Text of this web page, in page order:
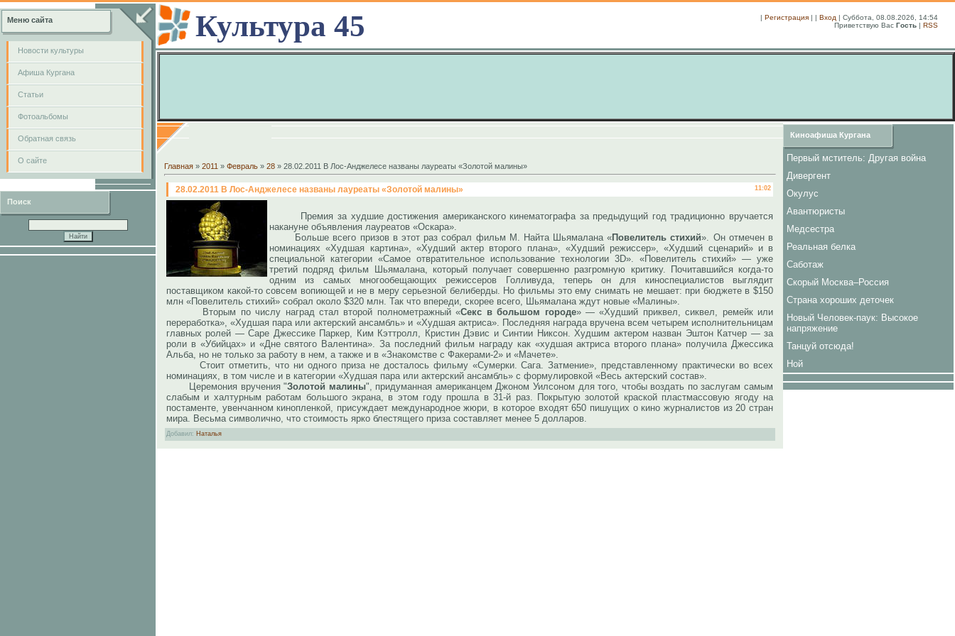
Меню сайта
Новости культуры
Афиша Кургана
Cтатьи
Фотоальбомы
Обратная связь
О сайте
Поиск
Культура 45 | Регистрация | | Вход | Суббота, 08.08.2026, 14:54
Приветствую Вас Гость | RSS
Главная » 2011 » Февраль » 28 » 28.02.2011 В Лос-Анджелесе названы лауреаты «Золотой малины»
11:02
28.02.2011 В Лос-Анджелесе названы лауреаты «Золотой малины»
Премия за худшие достижения американского кинематографа за предыдущий год традиционно вручается
накануне объявления лауреатов «Оскара».
Больше всего призов в этот раз собрал фильм М. Найта Шьямалана «Повелитель стихий». Он отмечен в
номинациях «Худшая картина», «Худший актер второго плана», «Худший режиссер», «Худший сценарий» и в
специальной категории «Самое отвратительное использование технологии 3D». «Повелитель стихий» — уже
третий подряд фильм Шьямалана, который получает совершенно разгромную критику. Почитавшийся когда-то
одним из самых многообещающих режиссеров Голливуда, теперь он для киноспециалистов выглядит
поставщиком какой-то совсем вопиющей и не в меру серьезной белиберды. Но фильмы это ему снимать не мешает: при бюджете в $150
млн «Повелитель стихий» собрал около $320 млн. Так что впереди, скорее всего, Шьямалана ждут новые «Малины».
Вторым по числу наград стал второй полнометражный «Секс в большом городе» — «Худший приквел, сиквел, ремейк или
переработка», «Худшая пара или актерский ансамбль» и «Худшая актриса». Последняя награда вручена всем четырем исполнительницам
главных ролей — Саре Джессике Паркер, Ким Кэттролл, Кристин Дэвис и Синтии Никсон. Худшим актером назван Эштон Катчер — за
роли в «Убийцах» и «Дне святого Валентина». За последний фильм награду как «худшая актриса второго плана» получила Джессика
Альба, но не только за работу в нем, а также и в «Знакомстве с Факерами-2» и «Мачете».
Стоит отметить, что ни одного приза не досталось фильму «Сумерки. Сага. Затмение», представленному практически во всех
номинациях, в том числе и в категории «Худшая пара или актерский ансамбль» с формулировкой «Весь актерский состав».
Церемония вручения "Золотой малины", придуманная американцем Джоном Уилсоном для того, чтобы воздать по заслугам самым
слабым и халтурным работам большого экрана, в этом году прошла в 31-й раз. Покрытую золотой краской пластмассовую ягоду на
постаменте, увенчанном кинопленкой, присуждает международное жюри, в которое входят 650 пишущих о кино журналистов из 20 стран
мира. Весьма символично, что стоимость ярко блестящего приза составляет менее 5 долларов.
Добавил: Наталья
Киноафиша Кургана
Первый мститель: Другая война
Дивергент
Окулус
Авантюристы
Медсестра
Реальная белка
Саботаж
Скорый Москва–Россия
Страна хороших деточек
Новый Человек-паук: Высокое
напряжение
Танцуй отсюда!
Ной